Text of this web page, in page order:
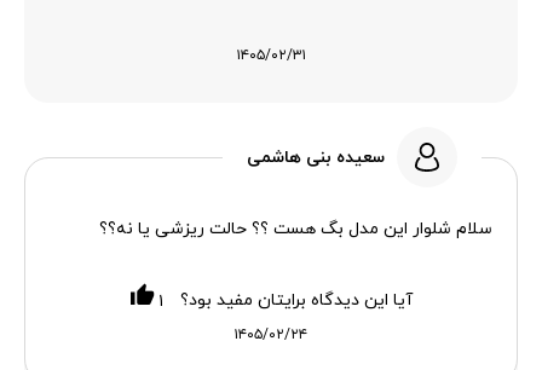
۱۴۰۵/۰۲/۳۱
سعیده بنی هاشمی
سلام شلوار این مدل بگ هست ؟؟ حالت ریزشی یا نه؟؟
۱۴۰۵/۰۲/۲۴
آیا این دیدگاه برایتان مفید بود؟ ۱